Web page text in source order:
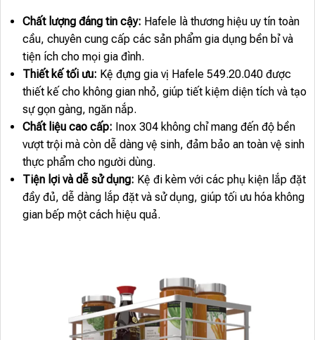
Chất lượng đáng tin cậy: Hafele là thương hiệu uy tín toàn
cầu, chuyên cung cấp các sản phẩm gia dụng bền bỉ và
tiện ích cho mọi gia đình.
Thiết kế tối ưu: Kệ đựng gia vị Hafele 549.20.040 được
thiết kế cho không gian nhỏ, giúp tiết kiệm diện tích và tạo
sự gọn gàng, ngăn nắp.
Chất liệu cao cấp: Inox 304 không chỉ mang đến độ bền
vượt trội mà còn dễ dàng vệ sinh, đảm bảo an toàn vệ sinh
thực phẩm cho người dùng.
Tiện lợi và dễ sử dụng: Kệ đi kèm với các phụ kiện lắp đặt
đầy đủ, dễ dàng lắp đặt và sử dụng, giúp tối ưu hóa không
gian bếp một cách hiệu quả.